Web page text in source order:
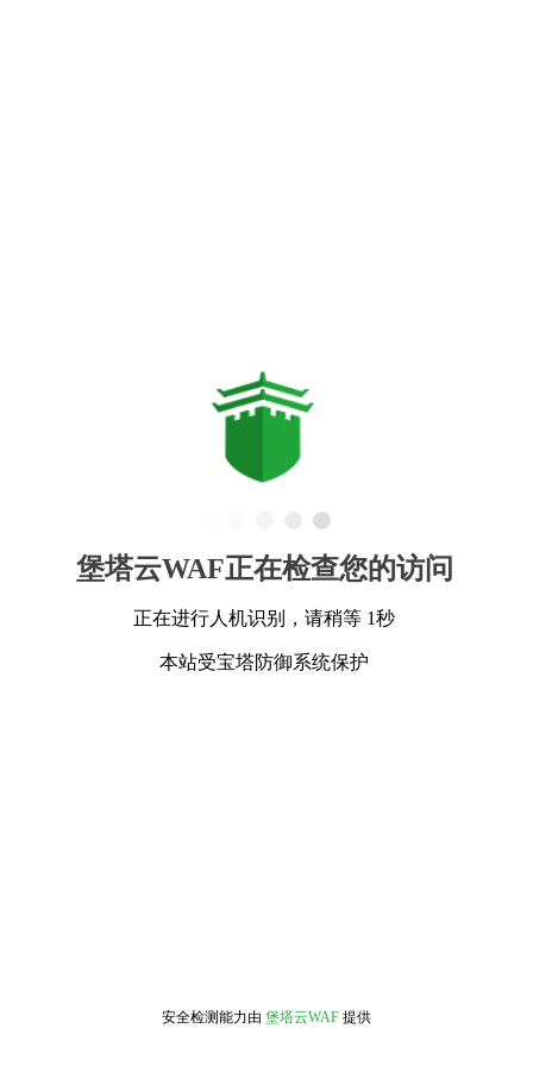
堡塔云WAF正在检查您的访问
正在进行人机识别，请稍等 1秒
本站受宝塔防御系统保护
安全检测能力由 堡塔云WAF 提供